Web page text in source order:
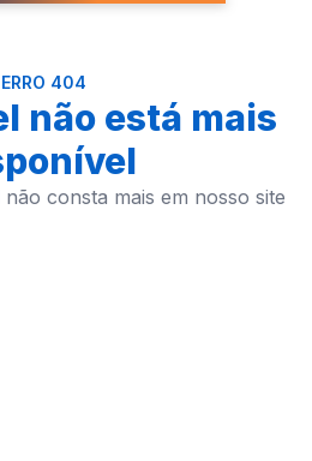
ERRO 404
não está mais
consta mais em nosso site